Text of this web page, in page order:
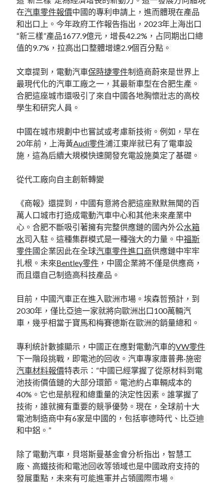
在汽車零件報價中國的專利申請上，進而體現在產品
和出口上。今年政府工作報告指出，2023年上海出口
“新三樣”產品1677.9億元，增長42.2%，占同期出口總
值的9.7%，拉高出口整體增速2.9個百分點。
文章提到，電動汽車保時捷零件制造商蔚來是世界上
最現代化的汽車工廠之一，其最新車型在合肥生產。
合肥這座城市還吸引了來自中國各地胸懷壯志的高校
學生和研究人員。
中國在城市規劃中也嘗試或考慮新技術。例如，早在
20年前，上海黃Audi零件浦江東岸就已有了電車設
施，這為后續大規模快速開發充電設施奠定了基礎。
從代工廠向自主創新轉變
《商報》還提到，中國有意將合肥這座默默無聞的百
萬人口城市打造成電動汽車中心和其他未來產業中
心。合肥不斷吸引著擁有完整供應鏈的國內外公水箱
水司入駐。這種集群模式是一種強大的力量。中福斯
零件國企業因此在全球汽車零件進口商供應鏈中牢牢
扎根。未來Bentley零件 ，中國企業將不僅是供應商，
而且還自己制造高科技產品。
目前，中國汽車正在進入歐洲市場。埃森哲預計，到
2030年，僅比亞迪一家就將向歐洲出口100萬輛汽
車，幾乎相當于寶馬和梅賽德斯在歐洲的銷量總和。
專利統計數據顯示，中國正在應對電動汽車的VW零件
下一階段挑戰，即電池的回收。汽車專家庫普弗·施密
汽車材料報價特表示：“中國已經掌握了從原材料到電
池技術價值鏈的大部分環節。電池約占車輛成本的
40%。它也是航程和總重量的決定性因素。誰掌握了
技術，誰就擁有重要的競爭優勢。現在，全球前十大
電池制造商中有6家是中國的，包括寧德時代、比亞迪
和中鋁。”
除了電動汽車，貝塔斯曼基金會分析指出，智慧工
廠、高鐵技術和電池回收等領域也是中國政府支持的
發展重點，未來有可能進軍并占領國際市場。